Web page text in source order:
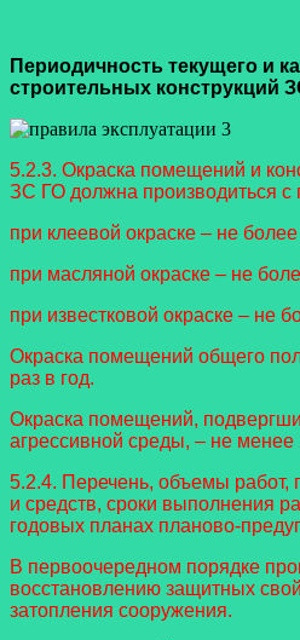
Периодичность текущего и
строительных конструкций
5.2.3. Окраска помещений и
ЗС ГО должна производиться с
при клеевой окраске – не более
при масляной окраске – не
при известковой окраске – не
Окраска помещений общего
раз в год.
Окраска помещений,
агрессивной среды, – не менее
5.2.4. Перечень, объемы работ,
и средств, сроки выполнения
годовых планах планово-
В первоочередном порядке
восстановлению защитных
затопления сооружения.